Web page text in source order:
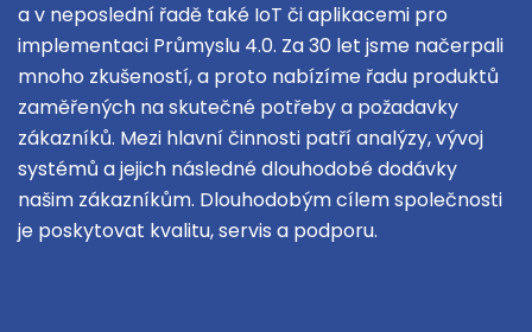
a v neposlední řadě také IoT či aplikacemi pro
implementaci Průmyslu 4.0. Za 30 let jsme načerpali
mnoho zkušeností, a proto nabízíme řadu produktů
zaměřených na skutečné potřeby a požadavky
zákazníků. Mezi hlavní činnosti patří analýzy, vývoj
systémů a jejich následné dlouhodobé dodávky
našim zákazníkům. Dlouhodobým cílem společnosti
je poskytovat kvalitu, servis a podporu.